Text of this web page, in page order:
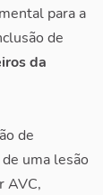
para a
de
da
de
uma lesão
AVC,